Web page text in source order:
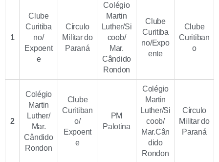
1
Clube
Curitiba
no/
Expoent
e
Círculo
Militar do
Paraná
Colégio
Martin
Luther/Si
coob/
Mar.
Cândido
Rondon
Clube
Curitiba
no/Expo
ente
Clube
Curitiban
o
2
Colégio
Martin
Luther/
Mar.
Cândido
Rondon
Clube
Curitiban
o/
Expoent
e
PM
Palotina
Colégio
Martin
Luther/Si
coob/
Mar.Cân
dido
Rondon
Círculo
Militar do
Paraná